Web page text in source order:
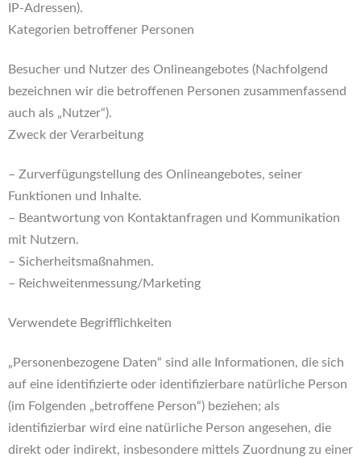
IP-Adressen).
Kategorien betroffener Personen
Besucher und Nutzer des Onlineangebotes (Nachfolgend
bezeichnen wir die betroffenen Personen zusammenfassend
auch als „Nutzer“).
Zweck der Verarbeitung
– Zurverfügungstellung des Onlineangebotes, seiner
Funktionen und Inhalte.
– Beantwortung von Kontaktanfragen und Kommunikation
mit Nutzern.
– Sicherheitsmaßnahmen.
– Reichweitenmessung/Marketing
Verwendete Begrifflichkeiten
„Personenbezogene Daten“ sind alle Informationen, die sich
auf eine identifizierte oder identifizierbare natürliche Person
(im Folgenden „betroffene Person“) beziehen; als
identifizierbar wird eine natürliche Person angesehen, die
direkt oder indirekt, insbesondere mittels Zuordnung zu einer